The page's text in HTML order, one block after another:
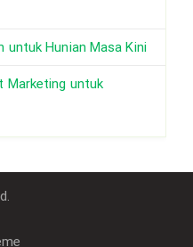
untuk Hunian Masa Kini
Marketing untuk